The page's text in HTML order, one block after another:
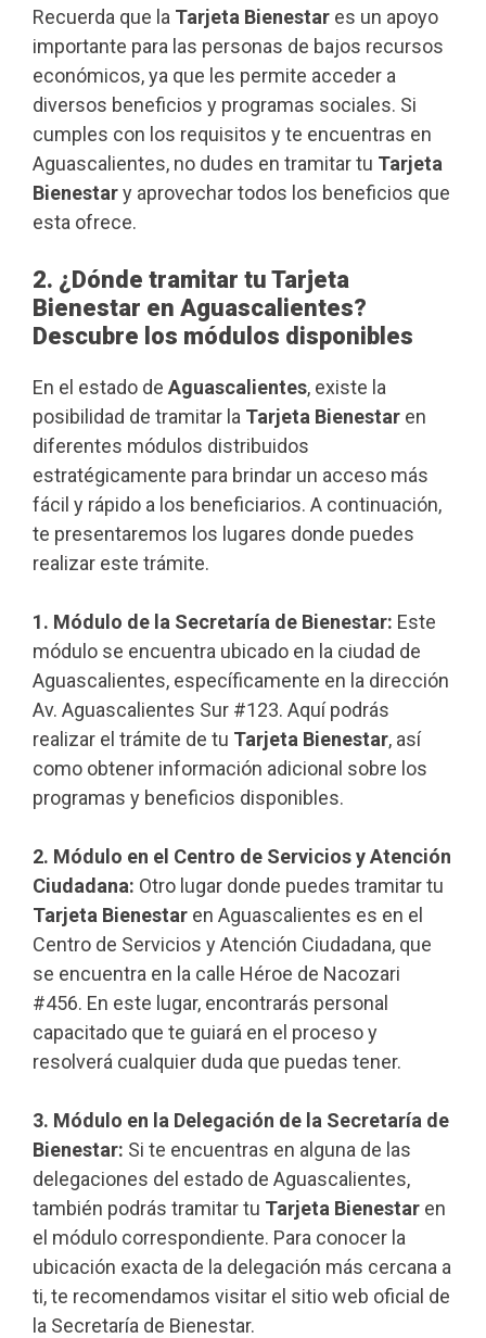
Recuerda que la Tarjeta Bienestar es un apoyo
importante para las personas de bajos recursos
económicos, ya que les permite acceder a
diversos beneficios y programas sociales. Si
cumples con los requisitos y te encuentras en
Aguascalientes, no dudes en tramitar tu Tarjeta
Bienestary aprovechar todos los beneficios que
esta ofrece.
2. ¿Dónde tramitar tu Tarjeta
Bienestar en Aguascalientes?
Descubre los módulos disponibles
En el estado de Aguascalientes, existe la
posibilidad de tramitar la Tarjeta Bienestar en
diferentes módulos distribuidos
estratégicamente para brindar un acceso más
fácil y rápido a los beneficiarios. A continuación,
te presentaremos los lugares donde puedes
realizar este trámite.
1. Módulo de la Secretaría de Bienestar: Este
módulo se encuentra ubicado en la ciudad de
Aguascalientes, específicamente en la dirección
Av. Aguascalientes Sur #123. Aquí podrás
realizar el trámite de tu Tarjeta Bienestar, así
como obtener información adicional sobre los
programas y beneficios disponibles.
2. Módulo en el Centro de Servicios y Atención
Ciudadana: Otro lugar donde puedes tramitar tu
Tarjeta Bienestar en Aguascalientes es en el
Centro de Servicios y Atención Ciudadana, que
se encuentra en la calle Héroe de Nacozari
#456. En este lugar, encontrarás personal
capacitado que te guiará en el proceso y
resolverá cualquier duda que puedas tener.
3. Módulo en la Delegación de la Secretaría de
Bienestar: Si te encuentras en alguna de las
delegaciones del estado de Aguascalientes,
también podrás tramitar tu Tarjeta Bienestar en
el módulo correspondiente. Para conocer la
ubicación exacta de la delegación más cercana a
ti, te recomendamos visitar el sitio web oficial de
la Secretaría de Bienestar.